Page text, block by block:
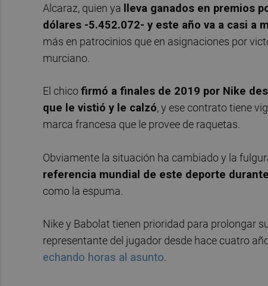
Alcaraz, quien ya lleva ganados en premios
dólares -5.452.072- y este año va a casi a
más en patrocinios que en asignaciones por
murciano.
El chicofirmó a finales de 2019 por Nike
que le vistió y le calzó, y ese contrato tiene
marca francesa que le provee de raquetas.
Obviamente la situación ha cambiado y la
referencia mundial de este deporte
como la espuma.
Nike y Babolat tienen prioridad para prolongar
representante del jugador desde hace cuatro
echando horas al asunto.